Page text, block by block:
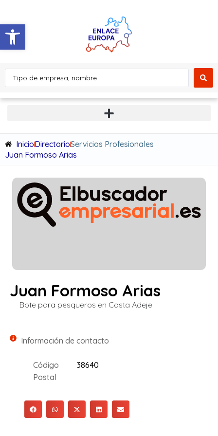
Abrir barra de herramientas
InicioDirectorioServicios Profesionales
Juan Formoso Arias
Juan Formoso Arias
Bote para pesqueros en Costa Adeje
Información de contacto
Código
Postal
38640